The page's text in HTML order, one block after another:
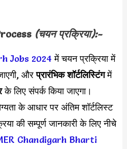
(चयन प्रक्रिया):-
Jobs 2024 में चयन प्रक्रिया में
औरप्रारंभिक शॉर्टलिस्टिंगमें
के लिए संपर्क किया जाएगा।
के आधार पर अंतिम शॉर्टलिस्ट
की सम्पूर्ण जानकारी के लिए नीचे
Chandigarh Bharti